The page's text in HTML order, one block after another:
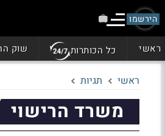
הירשמו
ראשי כל הכותרות שוק
ראשי תגיות
משרד הרישוי